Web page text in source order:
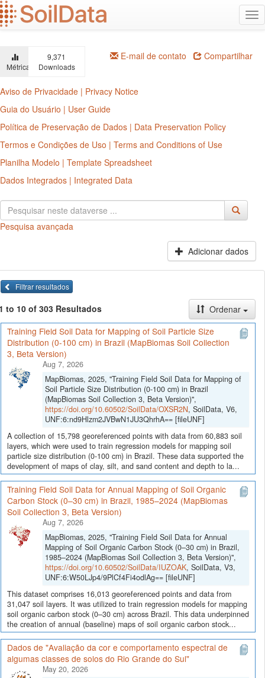
Ir
para
o
principal
Métricas
9,371
Downloads
E-mail de contato Compartilhar
Aviso de Privacidade | Privacy Notice
Guia do Usuário | User Guide
Política de Preservação de Dados | Data Preservation Policy
Termos e Condições de Uso | Terms and Conditions of Use
Planilha Modelo | Template Spreadsheet
Dados Integrados | Integrated Data
Pesquisa avançada
Adicionar dados
Filtrar resultados
to 10 of 303 Resultados
Ordenar
Training Field Soil Data for Mapping of Soil Particle Size
Distribution (0-100 cm) in Brazil (MapBiomas Soil Collection
3, Beta Version)
Aug 7, 2026
MapBiomas, 2025, "Training Field Soil Data for Mapping of
Soil Particle Size Distribution (0-100 cm) in Brazil
(MapBiomas Soil Collection 3, Beta Version)",
https://doi.org/10.60502/SoilData/OXSR2N, SoilData, V6,
UNF:6:nd9Hlzm2JVBwN1JU3QhrhA== [fileUNF]
A collection of 15,798 georeferenced points with data from 60,883 soil
layers, which were used to train regression models for mapping soil
particle size distribution (0-100 cm) in Brazil. These data supported the
development of maps of clay, silt, and sand content and depth to la...
Training Field Soil Data for Annual Mapping of Soil Organic
Carbon Stock (0–30 cm) in Brazil, 1985–2024 (MapBiomas
Soil Collection 3, Beta Version)
Aug 7, 2026
MapBiomas, 2025, "Training Field Soil Data for Annual
Mapping of Soil Organic Carbon Stock (0–30 cm) in Brazil,
1985–2024 (MapBiomas Soil Collection 3, Beta Version)",
https://doi.org/10.60502/SoilData/IUZOAK, SoilData, V3,
UNF:6:W50LJp4/9PlCf4Fi4odlAg== [fileUNF]
This dataset comprises 16,013 georeferenced points and data from
31,047 soil layers. It was utilized to train regression models for mapping
soil organic carbon stock (0–30 cm) across Brazil. This data underpinned
the creation of annual (baseline) maps of soil organic carbon stock...
Dados de "Avaliação da cor e comportamento espectral de
algumas classes de solos do Rio Grande do Sul"
May 20, 2026